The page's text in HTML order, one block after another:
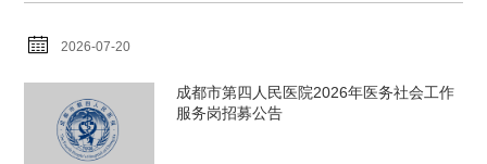
2026-07-20
成都市第四人民医院2026年医务社会工作
服务岗招募公告